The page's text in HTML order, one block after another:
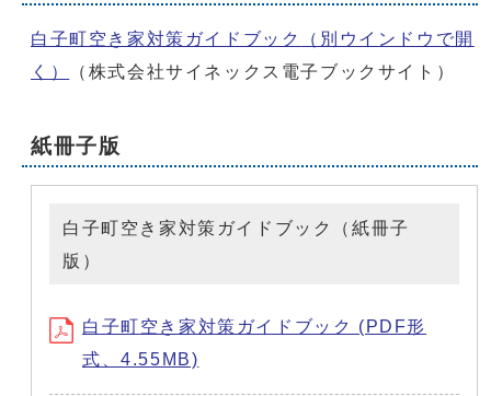
白子町空き家対策ガイドブック
（別ウインドウで開
く）
（株式会社サイネックス電子ブックサイト）
紙冊子版
白子町空き家対策ガイドブック（紙冊子
版）
白子町空き家対策ガイドブック (PDF形
式、4.55MB)